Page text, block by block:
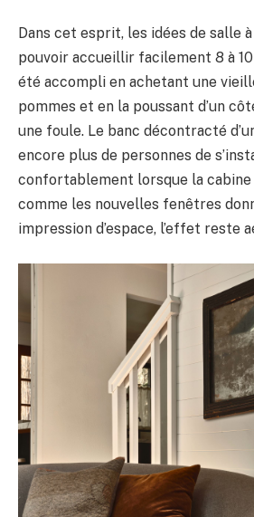
Dans cet esprit, les idées de salle
pouvoir accueillir facilement 8 à
été accompli en achetant une
pommes et en la poussant d’un
une foule. Le banc décontracté
encore plus de personnes de
confortablement lorsque la
comme les nouvelles fenêtres
impression d’espace, l’effet reste